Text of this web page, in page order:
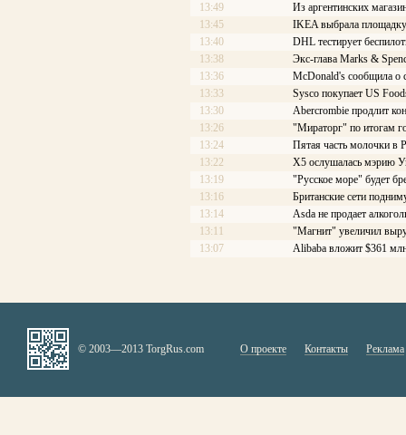
13:49
Из аргентинских
13:45
IKEA выбрала
13:40
DHL тестирует
13:38
Экс-глава Marks &
13:36
McDonald's сообщила о
13:33
Sysco покупает US
13:30
Abercrombie продлит
13:26
"Мираторг" по итогам
13:24
Пятая часть молочки в
13:22
X5 ослушалась мэрию
13:19
"Русское море" будет
13:16
Британские сети
13:14
Asda не продает
13:11
"Магнит" увеличил
13:07
Alibaba вложит $361
© 2003—2013 TorgRus.com О проекте Контакты Реклама